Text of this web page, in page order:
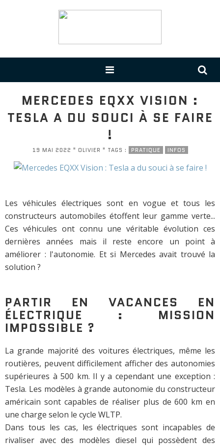
MERCEDES EQXX VISION :
TESLA A DU SOUCI À SE FAIRE
!
19 MAI 2022 " OLIVIER " TAGS : PRATIQUE INFOS
Les véhicules électriques sont en vogue et tous les
constructeurs automobiles étoffent leur gamme verte...
Ces véhicules ont connu une véritable évolution ces
dernières années mais il reste encore un point à
améliorer : l'autonomie. Et si Mercedes avait trouvé la
solution ?
PARTIR EN VACANCES EN
ÉLECTRIQUE : MISSION
IMPOSSIBLE ?
La grande majorité des voitures électriques, même les
routières, peuvent difficilement afficher des autonomies
supérieures à 500 km. Il y a cependant une exception :
Tesla. Les modèles à grande autonomie du constructeur
américain sont capables de réaliser plus de 600 km en
une charge selon le cycle WLTP.
Dans tous les cas, les électriques sont incapables de
rivaliser avec des modèles diesel qui possèdent des